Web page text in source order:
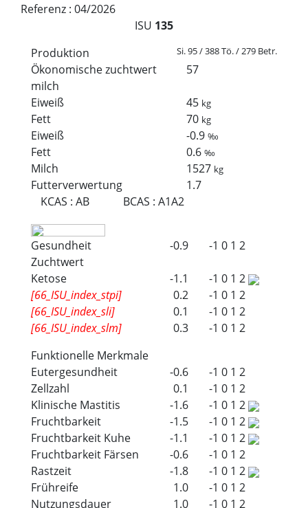
Referenz : 04/2026
ISU 135
Produktion
Si. 95 / 388 Tö. / 279 Betr.
Ökonomische zuchtwert
milch
57
Eiweiß 45 kg
Fett 70 kg
Eiweiß -0.9‰
Fett 0.6‰
Milch 1527 kg
Futterverwertung
1.7
KCAS :AB BCAS :A1A2
Gesundheit
Zuchtwert
-0.9 -1 0 1 2
Ketose -1.1 -1 0 1 2
[66_ISU_index_stpi]
0.2 -1 0 1 2
[66_ISU_index_sli]
0.1 -1 0 1 2
[66_ISU_index_slm]
0.3 -1 0 1 2
Funktionelle Merkmale
Eutergesundheit
-0.6 -1 0 1 2
Zellzahl
0.1 -1 0 1 2
Klinische Mastitis
-1.6 -1 0 1 2
Fruchtbarkeit
-1.5 -1 0 1 2
Fruchtbarkeit Kuhe
-1.1 -1 0 1 2
Fruchtbarkeit Färsen
-0.6 -1 0 1 2
Rastzeit
-1.8 -1 0 1 2
Frühreife
1.0 -1 0 1 2
Nutzungsdauer
1.0 -1 0 1 2